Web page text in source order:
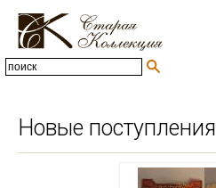
Новые поступления